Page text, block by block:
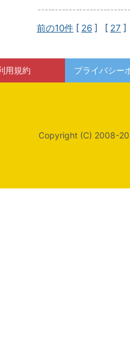
前の10件 [ 26 ] [ 27
用規約 プライバシー
Copyright (C) 2008-